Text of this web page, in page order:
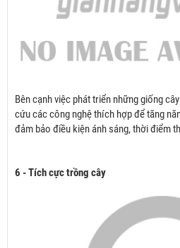
Bên cạnh việc phát triển những giống
cứu các công nghệ thích hợp để tăng
đảm bảo điều kiện ánh sáng, thời điểm
6 - Tích cực trồng cây